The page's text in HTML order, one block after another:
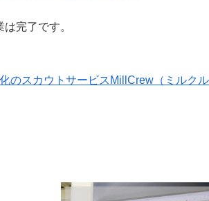
完了です。
のスカウトサービスMillCrew（ミルク